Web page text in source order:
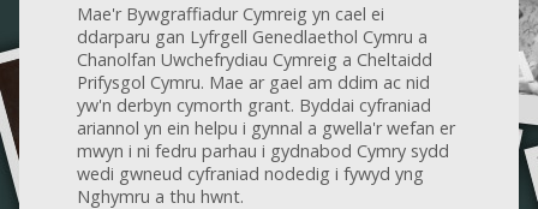
Mae'r Bywgraffiadur Cymreig yn cael ei
ddarparu gan Lyfrgell Genedlaethol Cymru a
Chanolfan Uwchefrydiau Cymreig a Cheltaidd
Prifysgol Cymru. Mae ar gael am ddim ac nid
yw'n derbyn cymorth grant. Byddai cyfraniad
ariannol yn ein helpu i gynnal a gwella'r wefan er
mwyn i ni fedru parhau i gydnabod Cymry sydd
wedi gwneud cyfraniad nodedig i fywyd yng
Nghymru a thu hwnt.